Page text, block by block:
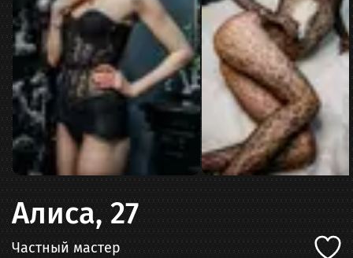
Алиса, 27
Частный мастер